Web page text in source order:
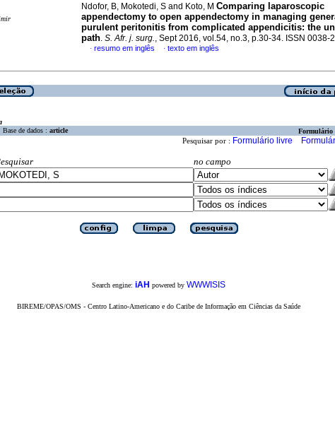
Ndofor, B, Mokotedi, S and Koto, M Comparing laparoscopic
appendectomy to open appendectomy in managing
purulent peritonitis from complicated appendicitis: the
path. S. Afr. j. surg., Sept 2016, vol.54, no.3, p.30-34. ISSN 0038-
· resumo em inglês · texto em inglês
Base de dados : article Formulário
Pesquisar por : Formulário livre
no campo
Search engine: iAH powered by WWWISIS
BIREME/OPAS/OMS - Centro Latino-Americano e do Caribe de Informação em Ciências da Saúde